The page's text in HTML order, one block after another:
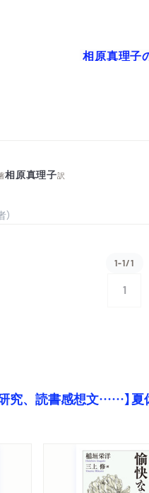
相原真理子
相原真理子訳
1-1/1
1
研究、読書感想文……】夏